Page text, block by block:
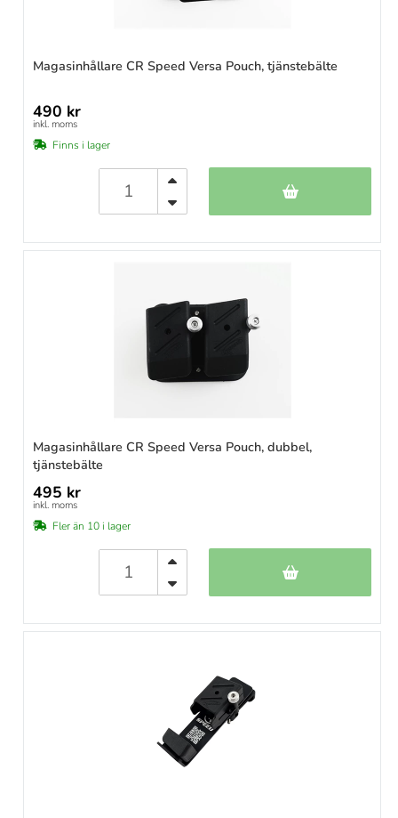
Magasinhållare CR Speed Versa Pouch, tjänstebälte
490 kr
inkl. moms
Finns i lager
Magasinhållare CR Speed Versa Pouch, dubbel,
tjänstebälte
495 kr
inkl. moms
Fler än 10 i lager